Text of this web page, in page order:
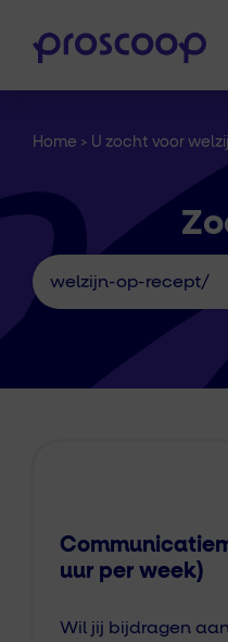
Home > U zocht voor
uur per week)
Wil jij bijdragen